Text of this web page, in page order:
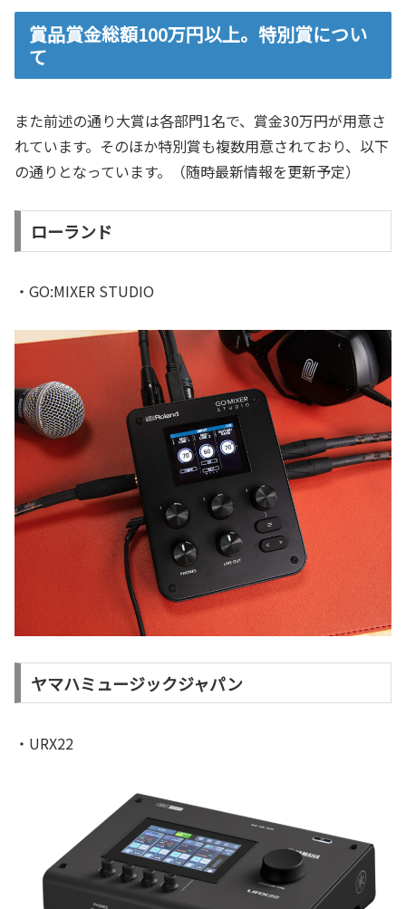
賞品賞金総額100万円以上。特別賞につい
て
また前述の通り大賞は各部門1名で、賞金30万円が用意さ
れています。そのほか特別賞も複数用意されており、以下
の通りとなっています。（随時最新情報を更新予定）
ローランド
・GO:MIXER STUDIO
ヤマハミュージックジャパン
・URX22